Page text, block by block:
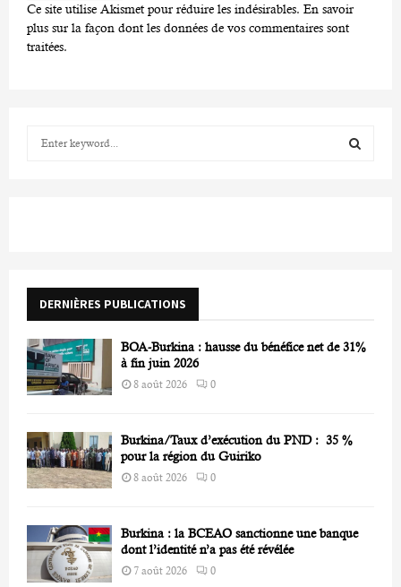
Ce site utilise Akismet pour réduire les indésirables. En savoir
plus sur la façon dont les données de vos commentaires sont
traitées.
r
DERNIÈRES PUBLICATIONS
BOA-Burkina : hausse du bénéfice net de 31%
à fin juin 2026
8 août 2026 0
Burkina/Taux d’exécution du PND : 35 %
pour la région du Guiriko
8 août 2026 0
Burkina : la BCEAO sanctionne une banque
dont l’identité n’a pas été révélée
7 août 2026 0